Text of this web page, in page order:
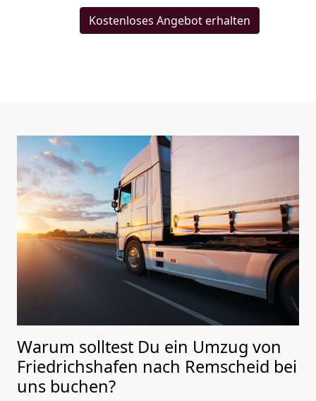
Kostenloses Angebot erhalten
Warum solltest Du ein Umzug von
Friedrichshafen nach Remscheid bei
uns buchen?